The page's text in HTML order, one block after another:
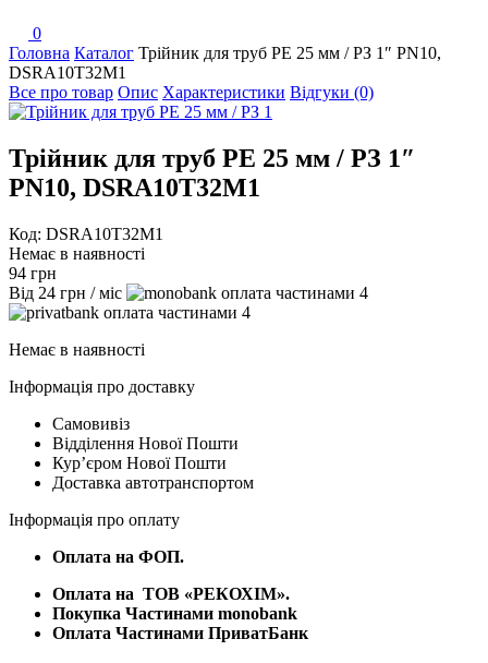
0
Головна Каталог Трійник для труб PE 25 мм / РЗ 1″ PN10,
DSRA10T32M1
Все про товар Опис Характеристики Відгуки (0)
Трійник для труб PE 25 мм / РЗ 1″
PN10, DSRA10T32M1
Код: DSRA10T32M1
Немає в наявності
94 грн
Від 24 грн / міс
4
4
Немає в наявності
Інформація про доставку
Самовивіз
Відділення Нової Пошти
Курʼєром Нової Пошти
Доставка автотранспортом
Інформація про оплату
Оплата на ФОП.
Оплата на ТОВ «РЕКОХІМ».
Покупка Частинами monobank
Оплата Частинами ПриватБанк